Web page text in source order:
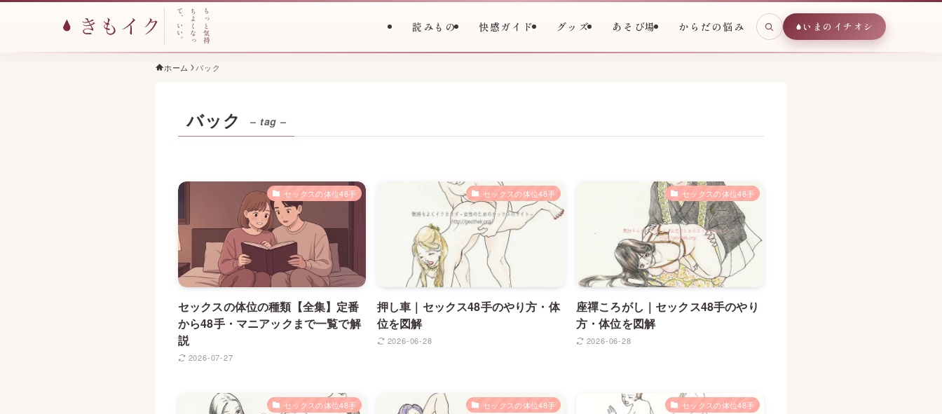
も
っ
と
気
持
ち
よ
く
な
っ
て
、
い
い
。
読みもの 快感ガイド グッズ あそび場 からだの悩み いまのイチオシ
ホーム バック
バック – tag –
セックスの体位48手
セックスの体位の種類【全集】定番
から48手・マニアックまで一覧で解
説
2026-07-27
セックスの体位48手
押し車｜セックス48手のやり方・体
位を図解
2026-06-28
セックスの体位48手
座禪ころがし｜セックス48手のやり
方・体位を図解
2026-06-28
セックスの体位48手 セックスの体位48手 セックスの体位48手